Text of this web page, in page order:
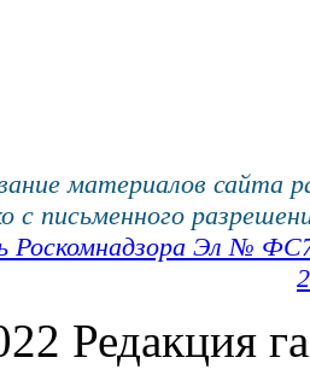
материалов сайта
с письменного
Роскомнадзора Эл №
Редакция